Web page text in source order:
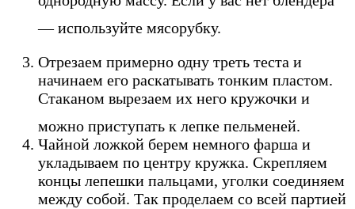
— используйте мясорубку.
Отрезаем примерно одну треть теста и
начинаем его раскатывать тонким пластом.
Стаканом вырезаем их него кружочки и
можно приступать к лепке пельменей.
Чайной ложкой берем немного фарша и
укладываем по центру кружка. Скрепляем
концы лепешки пальцами, уголки соединяем
между собой. Так проделаем со всей партией